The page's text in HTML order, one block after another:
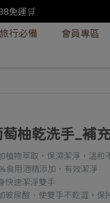
免運🛒
旅行必備
會員專區
萄柚乾洗手_補
植物萃取，保濕潔淨，溫和
食用酒精添加，有效潔淨
快速潔淨雙手
玻尿酸，使雙手不乾澀，保